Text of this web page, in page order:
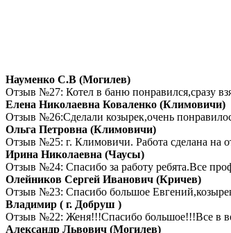
Науменко С.В (Могилев)
Отзыв №27: Котел в баню понравился,сразу
Елена Николаевна Коваленко (Климовичи)
Отзыв №26:Сделали козырек,очень
Ольга Петровна (Климовичи)
Отзыв №25: г. Климовичи. Работа сделана на
Ирина Николаевна (Чаусы)
Отзыв №24: Спасибо за работу ребята.Все
Олейников Сергей Иванович (Кричев)
Отзыв №23: Спасибо большое
Владимир ( г. Добруш )
Отзыв №22: Женя!!!Спасибо большое!!!Все в
Александр Львович (Могилев)